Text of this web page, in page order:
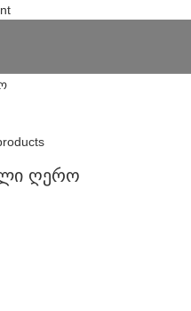
ღერო